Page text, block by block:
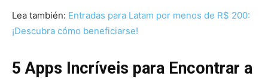
Lea también: Entradas para Latam por menos de R$ 200:
¡Descubra cómo beneficiarse!
5 Apps Incríveis para Encontrar a